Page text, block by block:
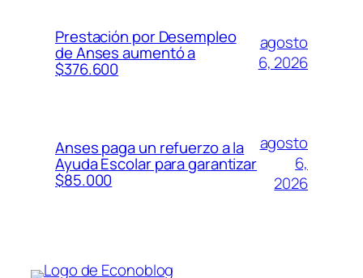
Prestación por Desempleo
de Anses aumentó a
$376.600
agosto
6, 2026
Anses paga un refuerzo a la
Ayuda Escolar para garantizar
$85.000
agosto
6,
2026